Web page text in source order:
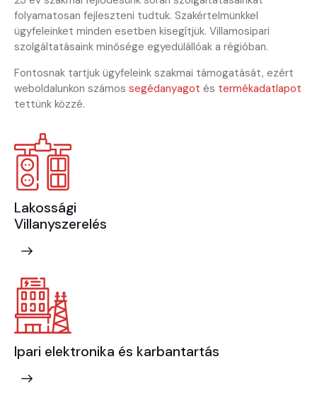
folyamatosan fejleszteni tudtuk. Szakértelmünkkel
ügyfeleinket minden esetben kisegítjük. Villamosipari
szolgáltatásaink minősége egyedülállóak a régióban.
Fontosnak tartjuk ügyfeleink szakmai támogatását, ezért
weboldalunkon számos segédanyagot és termékadatlapot
tettünk közzé.
Lakossági
Villanyszerelés
Ipari elektronika és karbantartás